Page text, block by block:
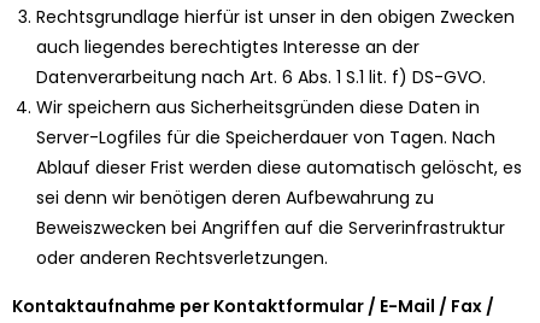
Rechtsgrundlage hierfür ist unser in den obigen Zwecken
auch liegendes berechtigtes Interesse an der
Datenverarbeitung nach Art. 6 Abs. 1 S.1 lit. f) DS-GVO.
Wir speichern aus Sicherheitsgründen diese Daten in
Server-Logfiles für die Speicherdauer von Tagen. Nach
Ablauf dieser Frist werden diese automatisch gelöscht, es
sei denn wir benötigen deren Aufbewahrung zu
Beweiszwecken bei Angriffen auf die Serverinfrastruktur
oder anderen Rechtsverletzungen.
Kontaktaufnahme per Kontaktformular / E-Mail / Fax /